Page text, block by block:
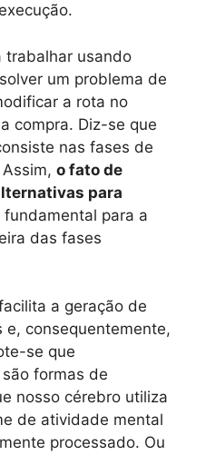
trabalhar usando
um problema de
a rota no
compra. Diz-se que
nas fases de
o fato de
para
fundamental para a
das fases
a geração de
e, consequentemente,
se que
formas de
nosso cérebro utiliza
de atividade mental
processado. Ou